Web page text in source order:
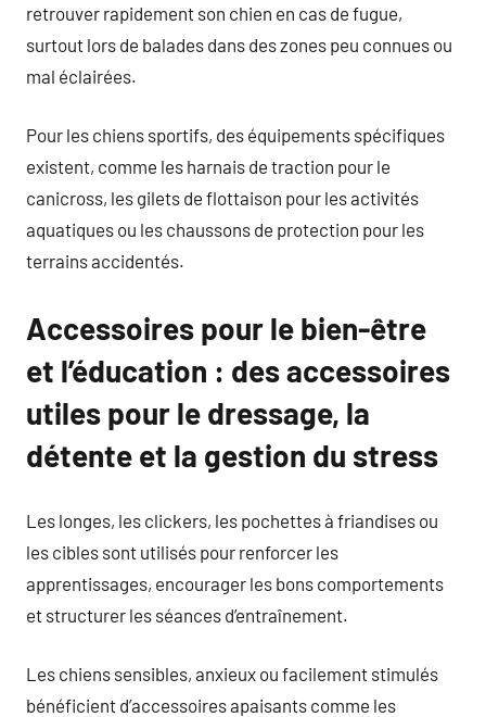
retrouver rapidement son chien en cas de fugue,
surtout lors de balades dans des zones peu connues ou
mal éclairées.
Pour les chiens sportifs, des équipements spécifiques
existent, comme les harnais de traction pour le
canicross, les gilets de flottaison pour les activités
aquatiques ou les chaussons de protection pour les
terrains accidentés.
Accessoires pour le bien-être
et l’éducation : des accessoires
utiles pour le dressage, la
détente et la gestion du stress
Les longes, les clickers, les pochettes à friandises ou
les cibles sont utilisés pour renforcer les
apprentissages, encourager les bons comportements
et structurer les séances d’entraînement.
Les chiens sensibles, anxieux ou facilement stimulés
bénéficient d’accessoires apaisants comme les